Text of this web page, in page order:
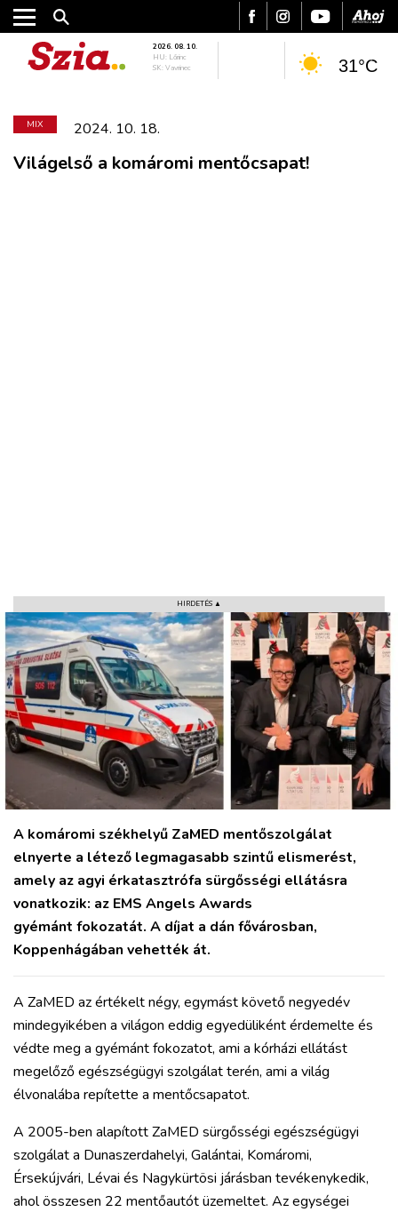
KULTÚRA
PODCAST
MIX
2026. 08. 10.
HU: Lőrinc
SK: Vavrinec
31°C
MIX 2024. 10. 18.
Világelső a komáromi mentőcsapat!
HIRDETÉS ▲
A komáromi székhelyű ZaMED mentőszolgálat
elnyerte a létező legmagasabb szintű elismerést,
amely az agyi érkatasztrófa sürgősségi ellátásra
vonatkozik: az EMS Angels Awards
gyémánt fokozatát. A díjat a dán fővárosban,
Koppenhágában vehették át.
A ZaMED az értékelt négy, egymást követő negyedév
mindegyikében a világon eddig egyedüliként érdemelte és
védte meg a gyémánt fokozatot, ami a kórházi ellátást
megelőző egészségügyi szolgálat terén, ami a világ
élvonalába repítette a mentőcsapatot.
A 2005-ben alapított ZaMED sürgősségi egészségügyi
szolgálat a Dunaszerdahelyi, Galántai, Komáromi,
Érsekújvári, Lévai és Nagykürtösi járásban tevékenykedik,
ahol összesen 22 mentőautót üzemeltet. Az egységei